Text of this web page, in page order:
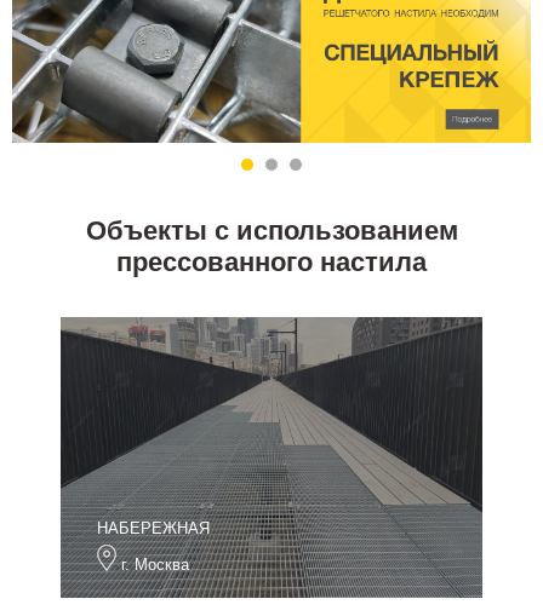
Объекты с использованием
прессованного настила
НАБЕРЕЖНАЯ
г. Москва